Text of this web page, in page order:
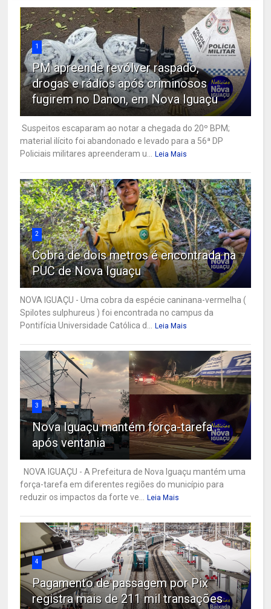
1
PM apreende revólver raspado,
drogas e rádios após criminosos
fugirem no Danon, em Nova Iguaçu
Suspeitos escaparam ao notar a chegada do 20º BPM;
material ilícito foi abandonado e levado para a 56ª DP
Policiais militares apreenderam u...
Leia Mais
2
Cobra de dois metros é encontrada na
PUC de Nova Iguaçu
NOVA IGUAÇU - Uma cobra da espécie caninana-vermelha (
Spilotes sulphureus ) foi encontrada no campus da
Pontifícia Universidade Católica d...
Leia Mais
3
Nova Iguaçu mantém força-tarefa
após ventania
NOVA IGUAÇU - A Prefeitura de Nova Iguaçu mantém uma
força-tarefa em diferentes regiões do município para
reduzir os impactos da forte ve...
Leia Mais
4
Pagamento de passagem por Pix
registra mais de 211 mil transações